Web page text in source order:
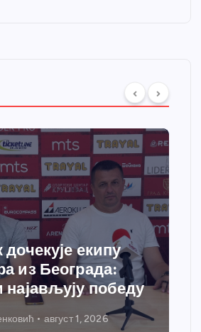
екипу
из Београда:
најављују победу
август 1, 2026